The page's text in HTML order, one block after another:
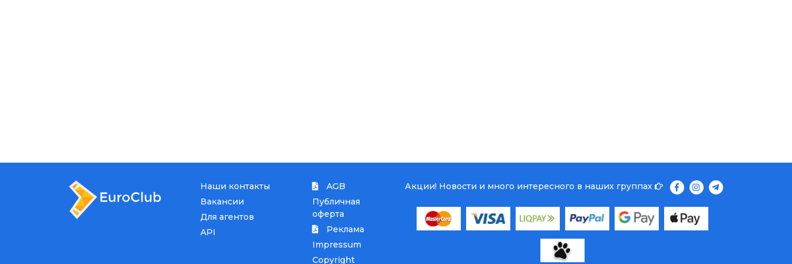
Наши контакты
Вакансии
Для агентов
API
AGB
Публичная
оферта
Реклама
Impressum
Copyright
Акции! Новости и много интересного в наших группах